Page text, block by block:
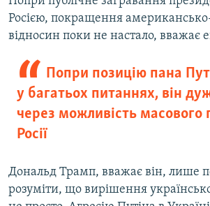
Росією, покращення
відносин поки не настало, вважає
Попри позицію пана
у багатьох питаннях, він
через можливість масового
Росії
Дональд Трамп, вважає він, лише
розуміти, що вирішення